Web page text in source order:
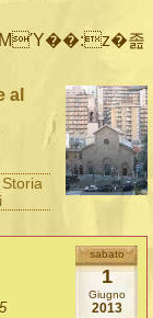
졾
al
Storia
sabato
1
Giugno
2013